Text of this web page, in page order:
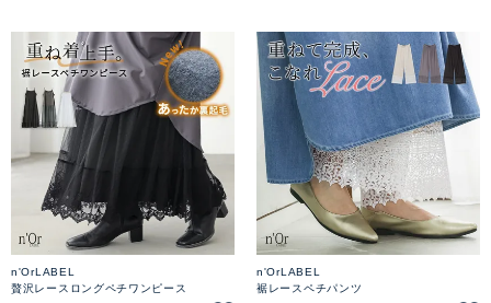
n'OrLABEL
贅沢レースロングペチワンピース
n'OrLABEL
裾レースペチパンツ